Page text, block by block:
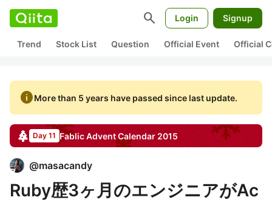
search Login Signup
Trend Stock List Question Official Event Official
infoMore than 5 years have passed since last update.
Day 11 FablicAdvent Calendar 2015
@masacandy
Ruby歴3ヶ月のエンジニアがAc